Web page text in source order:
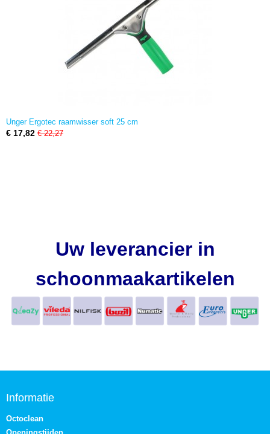
Unger Ergotec raamwisser soft 25 cm
€ 17,82 € 22,27
Uw leverancier in
schoonmaakartikelen
Informatie
Octoclean